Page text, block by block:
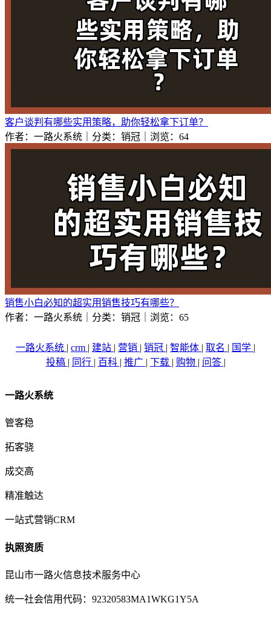
客户谈判有哪些实用策略，助你轻松拿下订单？
作者：一路火系统｜分类：销冠｜浏览：64
销售小白必知的超实用销售技巧有哪些？
作者：一路火系统｜分类：销冠｜浏览：65
一路火系统 | crm | 建站 | 营销 | 销冠 | 智能体 | 取名 | 国学 |
投稿 | 同行 | 百科 | 推广 | 下载 | 购物 | 问答 |
一路火系统
管客稳
拓客骁
成交高
精准触达
一站式营销CRM
执照资质
昆山市一路火信息技术服务中心
统一社会信用代码：92320583MA1WKG1Y5A